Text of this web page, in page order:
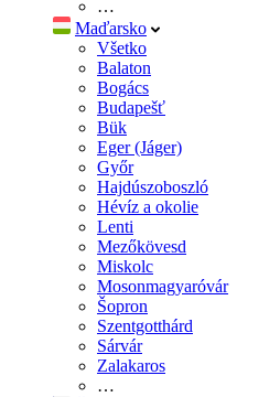
…
Maďarsko
Všetko
Balaton
Bogács
Budapešť
Bük
Eger (Jáger)
Győr
Hajdúszoboszló
Hévíz a okolie
Lenti
Mezőkövesd
Miskolc
Mosonmagyaróvár
Šopron
Szentgotthárd
Sárvár
Zalakaros
…